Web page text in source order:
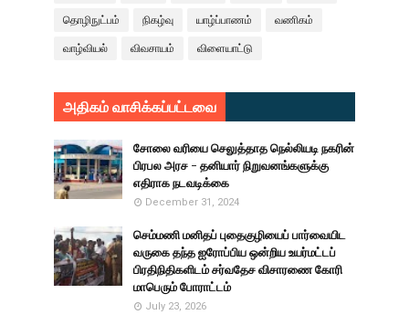
தொழிநுட்பம் நிகழ்வு யாழ்ப்பாணம் வணிகம்
வாழ்வியல் விவசாயம் விளையாட்டு
அதிகம் வாசிக்கப்பட்டவை
சோலை வரியை செலுத்தாத நெல்லியடி நகரின்
பிரபல அரச - தனியார் நிறுவனங்களுக்கு
எதிராக நடவடிக்கை
December 31, 2024
செம்மணி மனிதப் புதைகுழியைப் பார்வையிட
வருகை தந்த ஐரோப்பிய ஒன்றிய உயர்மட்டப்
பிரதிநிதிகளிடம் சர்வதேச விசாரணை கோரி
மாபெரும் போராட்டம்
July 23, 2026